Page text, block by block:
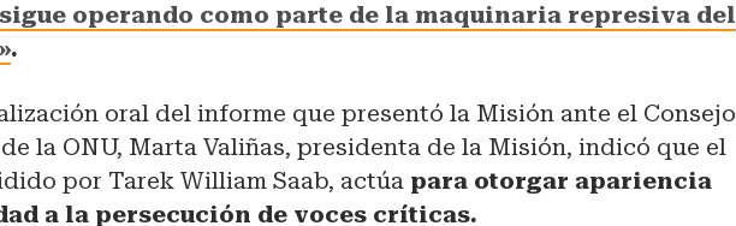
operando como parte de la maquinaria represiva del
.
oral del informe que presentó la Misión ante el Consejo
la ONU, Marta Valiñas, presidenta de la Misión, indicó que el
por Tarek William Saab, actúa para otorgar apariencia
a la persecución de voces críticas.